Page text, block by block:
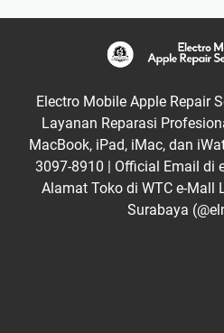
Electro Mobile Apple Repair
Layanan Reparasi
MacBook, iPad, iMac, dan
3097-8910 | Official Email di
Alamat Toko di WTC e-Mall
Surabaya